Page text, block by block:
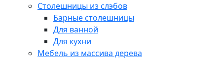
Столешницы из слэбов
Барные столешницы
Для ванной
Для кухни
Мебель из массива дерева